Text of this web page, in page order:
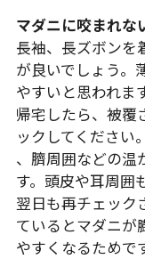
マダニに咬まれな
長袖、長ズボンを
が良いでしょう。
やすいと思われます
帰宅したら、被覆
ックしてください
、臍周囲などの温
す。頭皮や耳周囲
翌日も再チェック
ているとマダニが
やすくなるためで